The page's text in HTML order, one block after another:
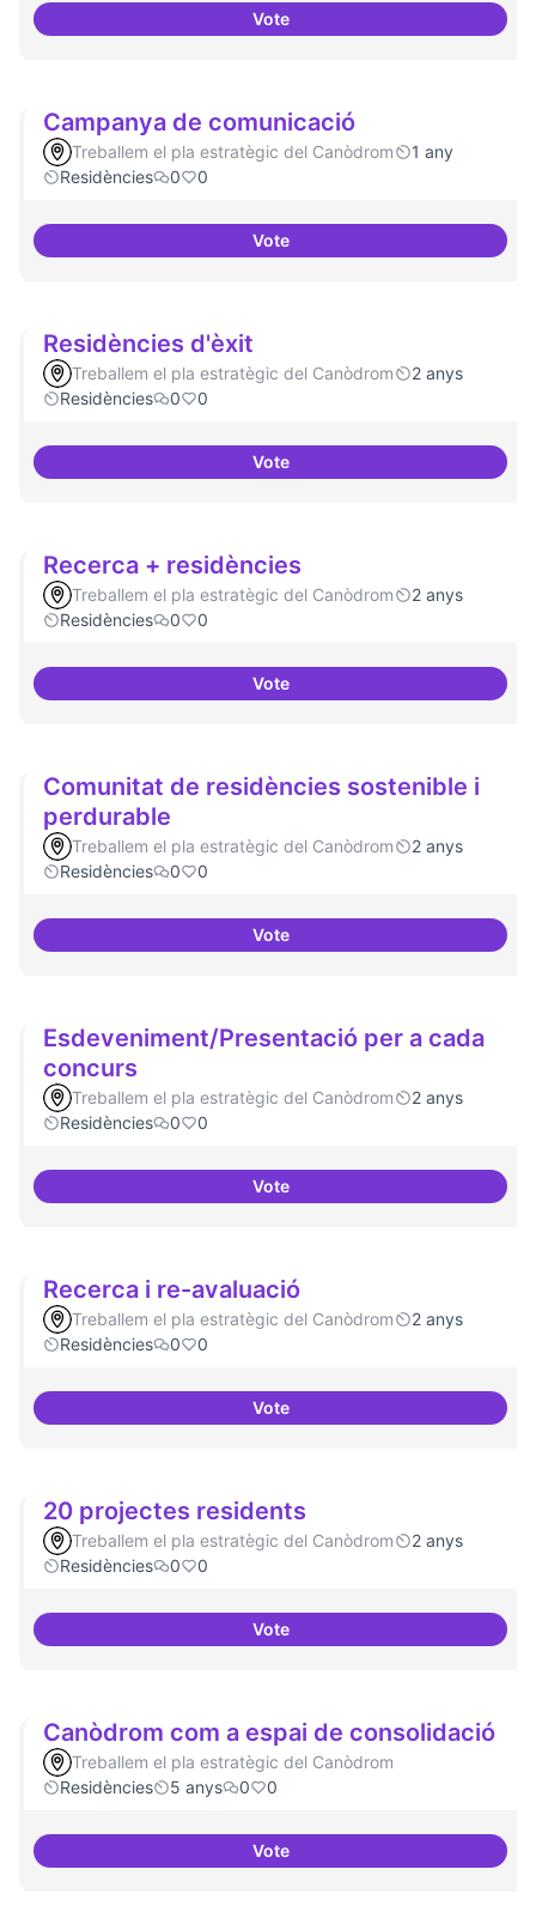
VoteExplicitar el retorn
Campanya de comunicació
Treballem el pla estratègic del Canòdrom
1 any
Residències
0 0
VoteCampanya de comunicació
Residències d'èxit
Treballem el pla estratègic del Canòdrom
2 anys
Residències
0 0
VoteResidències d'èxit
Recerca + residències
Treballem el pla estratègic del Canòdrom
2 anys
Residències
0 0
VoteRecerca + residències
Comunitat de residències sostenible i
perdurable
Treballem el pla estratègic del Canòdrom
2 anys
Residències
0 0
Vote Comunitat
Esdeveniment/Presentació per a cada
concurs
Treballem el pla estratègic del Canòdrom
2 anys
Residències
0 0
VoteEsdeveniment/Presentació per
Recerca i re-avaluació
Treballem el pla estratègic del Canòdrom
2 anys
Residències
0 0
VoteRecerca i re-avaluació
20 projectes residents
Treballem el pla estratègic del Canòdrom
2 anys
Residències
0 0
Vote20 projectes residents
Canòdrom com a espai de consolidació
Treballem el pla estratègic del Canòdrom
Residències
5 anys 0 0
VoteCanòdrom com a espai de